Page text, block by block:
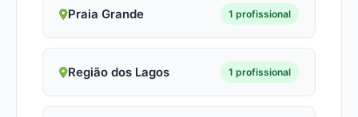
Praia Grande 1 profissional
Região dos Lagos 1 profissional